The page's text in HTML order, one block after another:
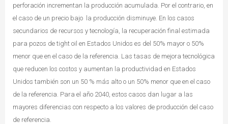
perforación incrementan la producción acumulada. Por el contrario, en
el caso de un precio bajo la producción disminuye. En los casos
secundarios de recursos y tecnología, la recuperación final estimada
para pozos de tight oil en Estados Unidos es del 50% mayor o 50%
menor que en el caso de la referencia. Las tasas de mejora tecnológica
que reducen los costos y aumentan la productividad en Estados
Unidos también son un 50 % más alto o un 50% menor que en el caso
de la referencia. Para el año 2040, estos casos dan lugar a las
mayores diferencias con respecto a los valores de producción del caso
de referencia.